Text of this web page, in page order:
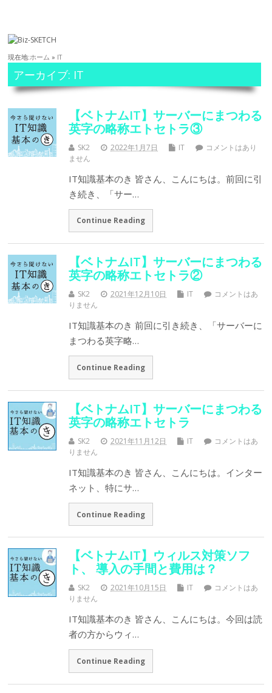
現在地:ホーム » IT
アーカイブ: IT
【ベトナムIT】サーバーにまつわる
英字の略称エトセトラ③
SK2 2022年1月7日 IT
コメントはあり
ません
IT知識基本のき 皆さん、こんにちは。前回に引
き続き、「サー…
Continue Reading
【ベトナムIT】サーバーにまつわる
英字の略称エトセトラ②
SK2 2021年12月10日 IT
コメントはあ
りません
IT知識基本のき 前回に引き続き、「サーバーに
まつわる英字略…
Continue Reading
【ベトナムIT】サーバーにまつわる
英字の略称エトセトラ
SK2 2021年11月12日 IT
コメントはあ
りません
IT知識基本のき 皆さん、こんにちは。インター
ネット、特にサ…
Continue Reading
【ベトナムIT】ウィルス対策ソフ
ト、 導入の手間と費用は？
SK2 2021年10月15日 IT
コメントはあ
りません
IT知識基本のき 皆さん、こんにちは。今回は読
者の方からウィ…
Continue Reading